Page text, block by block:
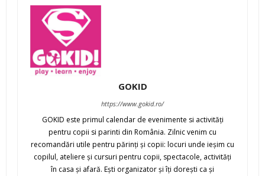
GOKID
https://www.gokid.ro/
GOKID este primul calendar de evenimente si activităţi
pentru copii si parinti din România. Zilnic venim cu
recomandări utile pentru părinţi şi copii: locuri unde ieşim cu
copilul, ateliere şi cursuri pentru copii, spectacole, activităţi
în casa şi afară. Eşti organizator şi îţi doreşti ca şi